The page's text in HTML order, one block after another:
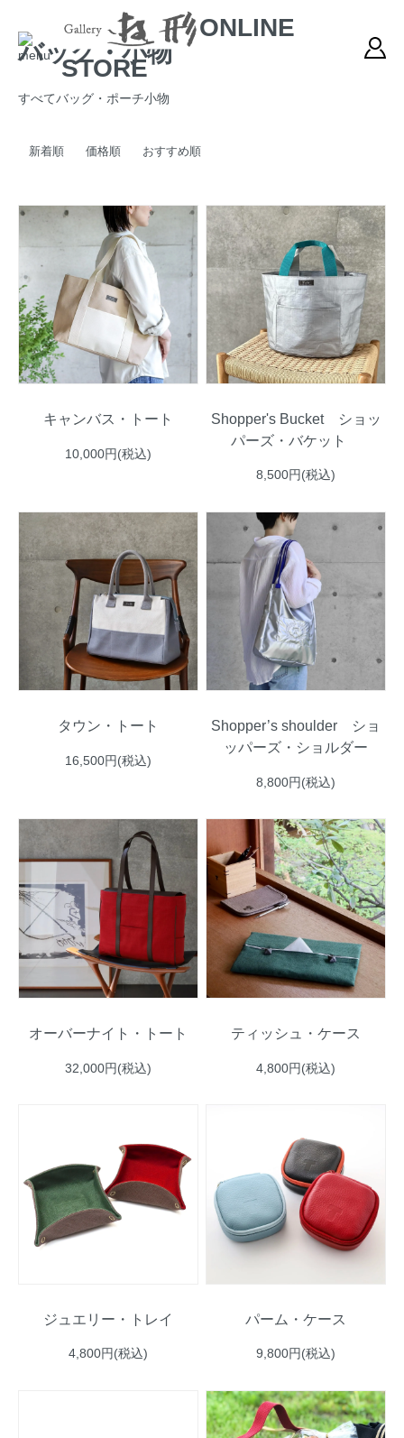
ONLINE
STORE
バッグ・小物
すべてバッグ・ポーチ小物
新着順 価格順 おすすめ順
キャンバス・トート
10,000円(税込)
Shopper's Bucket ショッ
パーズ・バケット
8,500円(税込)
タウン・トート
16,500円(税込)
Shopper’s shoulder ショ
ッパーズ・ショルダー
8,800円(税込)
オーバーナイト・トート
32,000円(税込)
ティッシュ・ケース
4,800円(税込)
ジュエリー・トレイ
4,800円(税込)
パーム・ケース
9,800円(税込)